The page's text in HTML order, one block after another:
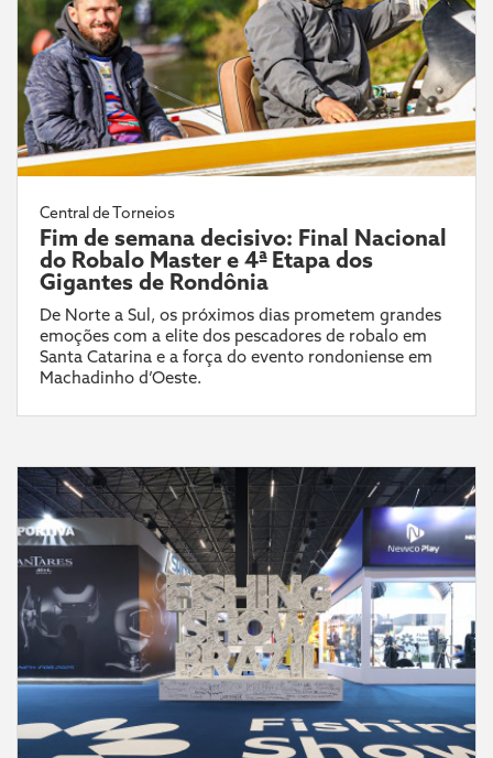
Central de Torneios
Fim de semana decisivo: Final Nacional
do Robalo Master e 4ª Etapa dos
Gigantes de Rondônia
De Norte a Sul, os próximos dias prometem grandes
emoções com a elite dos pescadores de robalo em
Santa Catarina e a força do evento rondoniense em
Machadinho d’Oeste.